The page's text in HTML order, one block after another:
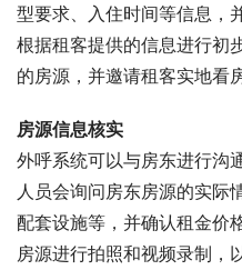
型要求、入住时间等信息，
根据租客提供的信息进行初
的房源，并邀请租客实地看房
房源信息核实
外呼系统可以与房东进行沟
人员会询问房东房源的实际
配套设施等，并确认租金价
房源进行拍照和视频录制，